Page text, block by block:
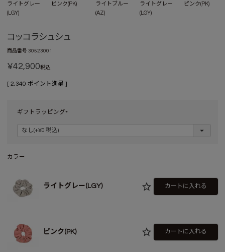
ライトグレー
(LGY)
ピンク(PK)
ライトブルー
(AZ)
ライトグレー
(LGY)
ピンク(PK)
コッコラシュシュ
商品番号 30523001
¥42,900税込
[ 2,340 ポイント進呈 ]
ギフトラッピング
(
カラー
ライトグレー(LGY) カートに入れる
ピンク(PK) カートに入れる